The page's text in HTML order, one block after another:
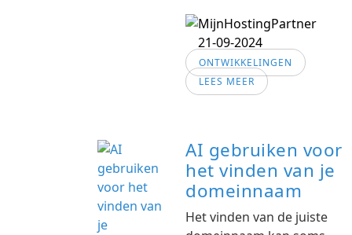
21-09-2024
ONTWIKKELINGEN
LEES MEER
AI gebruiken voor
het vinden van je
domeinnaam
Het vinden van de juiste